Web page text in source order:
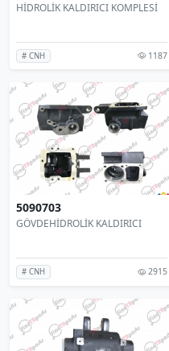
HİDROLİK KALDIRICI KOMPLESİ
# CNH 1187
5090703
GÖVDEHİDROLİK KALDIRICI
# CNH 2915